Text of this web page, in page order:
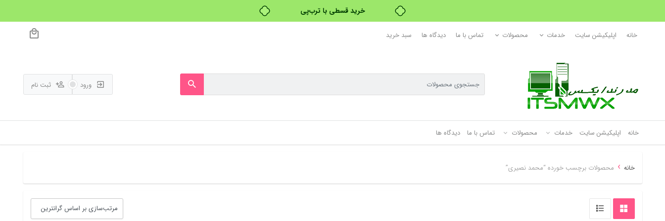
خرید قسطی با ترب‌پی
خانه اپلیکیشن سایت خدمات محصولات تماس با ما دیدگاه ها سبد خرید
ورود ثبت نام
خانه اپلیکیشن سایت خدمات محصولات تماس با ما دیدگاه ها
خانه › محصولات برچسب خورده “محمد نصیری”